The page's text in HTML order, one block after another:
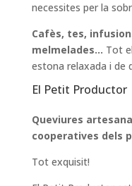
necessites per la
Cafès, tes,
melmelades… Tot
estona relaxada i de
El Petit Productor
Queviures
cooperatives dels
Tot exquisit!